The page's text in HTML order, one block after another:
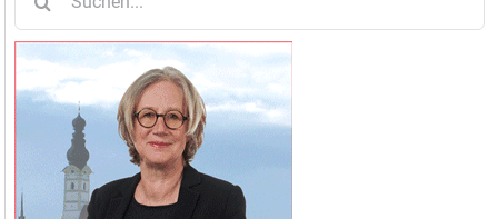
nach: